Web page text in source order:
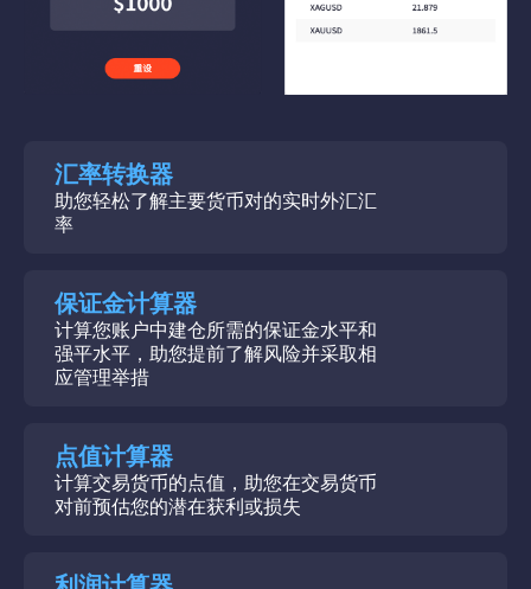
汇率转换器
助您轻松了解主要货币对的实时外汇汇
率
保证金计算器
计算您账户中建仓所需的保证金水平和
强平水平，助您提前了解风险并采取相
应管理举措
点值计算器
计算交易货币的点值，助您在交易货币
对前预估您的潜在获利或损失